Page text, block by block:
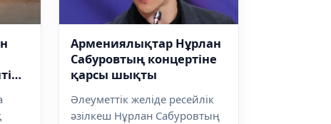
Армениялықтар Нұрлан
Сабуровтың концертіне
қарсы шықты
Әлеуметтік желіде ресейлік
әзілкеш Нұрлан Сабуровтың